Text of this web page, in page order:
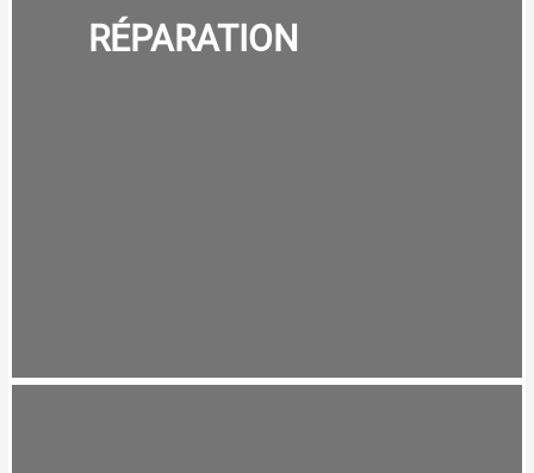
RÉPARATION